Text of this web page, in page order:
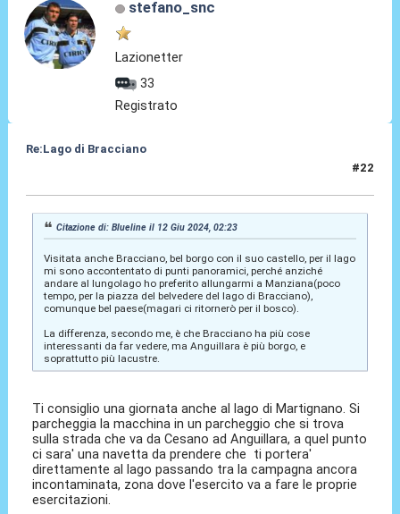
stefano_snc
Lazionetter
33
Registrato
Re:Lago di Bracciano
#22
Citazione di: Blueline il 12 Giu 2024, 02:23
Visitata anche Bracciano, bel borgo con il suo castello, per il lago
mi sono accontentato di punti panoramici, perché anziché
andare al lungolago ho preferito allungarmi a Manziana(poco
tempo, per la piazza del belvedere del lago di Bracciano),
comunque bel paese(magari ci ritornerò per il bosco).
La differenza, secondo me, è che Bracciano ha più cose
interessanti da far vedere, ma Anguillara è più borgo, e
soprattutto più lacustre.
Ti consiglio una giornata anche al lago di Martignano. Si
parcheggia la macchina in un parcheggio che si trova
sulla strada che va da Cesano ad Anguillara, a quel punto
ci sara' una navetta da prendere che ti portera'
direttamente al lago passando tra la campagna ancora
incontaminata, zona dove l'esercito va a fare le proprie
esercitazioni.